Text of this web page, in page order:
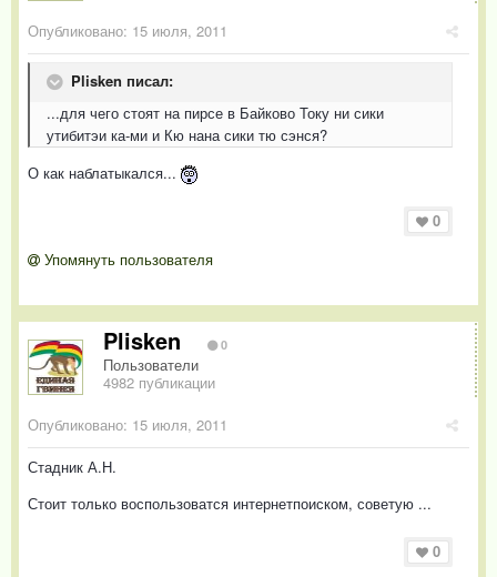
Опубликовано: 15 июля, 2011
Plisken писал:
...для чего стоят на пирсе в Байково Току ни сики
утибитэи ка-ми и Кю нана сики тю сэнся?
О как наблатыкался...
0
Упомянуть пользователя
Plisken 0
Пользователи
4982 публикации
Опубликовано: 15 июля, 2011
Стадник А.Н.
Стоит только воспользоватся интернетпоиском, советую ...
0